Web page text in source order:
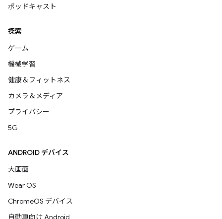
ポッドキャスト
探索
ゲーム
機械学習
健康＆フィットネス
カメラ＆メディア
プライバシー
5G
ANDROID デバイス
大画面
Wear OS
ChromeOS デバイス
自動車向け Android